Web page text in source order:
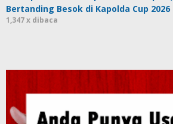
Bertanding Besok di Kapolda Cup 2026
1,347 x dibaca